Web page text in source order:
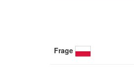
Frage